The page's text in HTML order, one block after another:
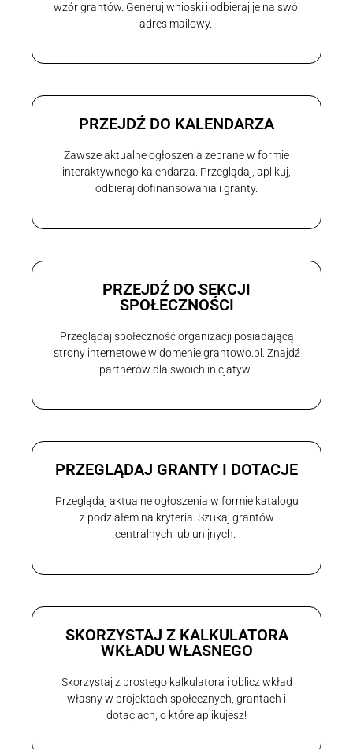
wzór grantów. Generuj wnioski i odbieraj je na swój
adres mailowy.
PRZEJDŹ DO KALENDARZA
Zawsze aktualne ogłoszenia zebrane w formie
interaktywnego kalendarza. Przeglądaj, aplikuj,
odbieraj dofinansowania i granty.
PRZEJDŹ DO SEKCJI
SPOŁECZNOŚCI
Przeglądaj społeczność organizacji posiadającą
strony internetowe w domenie grantowo.pl. Znajdź
partnerów dla swoich inicjatyw.
PRZEGLĄDAJ GRANTY I DOTACJE
Przeglądaj aktualne ogłoszenia w formie katalogu
z podziałem na kryteria. Szukaj grantów
centralnych lub unijnych.
SKORZYSTAJ Z KALKULATORA
WKŁADU WŁASNEGO
Skorzystaj z prostego kalkulatora i oblicz wkład
własny w projektach społecznych, grantach i
dotacjach, o które aplikujesz!